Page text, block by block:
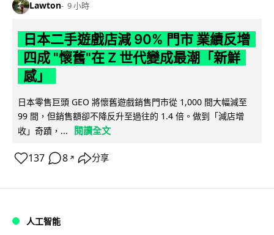
Lawton 9 小時
日本二手遊戲店減 90% 門市 業績反增
四成 "懷舊"在 Z 世代變成最潮「新鮮
感」
日本零售巨頭 GEO 將懷舊遊戲銷售門市從 1,000 間大幅減至
99 間，但銷售額卻不降反升至過往的 1.4 倍。做到「減店增
收」奇蹟，...
閱讀全文
137 8 ↗ 分享
人工智能